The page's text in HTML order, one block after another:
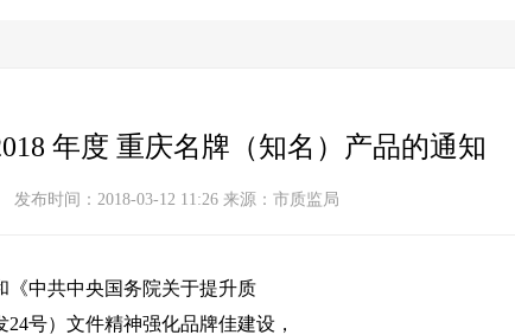
年度 重庆名牌（知名）产品的通知
发布时间：2018-03-12 11:26 来源：市质监局
《中共中央国务院关于提升质
号）文件精神强化品牌佳建设，